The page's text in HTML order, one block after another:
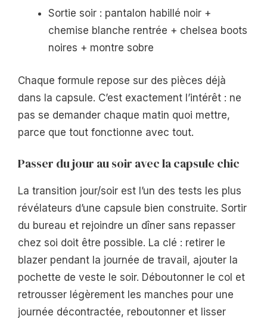
Sortie soir : pantalon habillé noir +
chemise blanche rentrée + chelsea boots
noires + montre sobre
Chaque formule repose sur des pièces déjà
dans la capsule. C’est exactement l’intérêt : ne
pas se demander chaque matin quoi mettre,
parce que tout fonctionne avec tout.
Passer du jour au soir avec la capsule chic
La transition jour/soir est l’un des tests les plus
révélateurs d’une capsule bien construite. Sortir
du bureau et rejoindre un dîner sans repasser
chez soi doit être possible. La clé : retirer le
blazer pendant la journée de travail, ajouter la
pochette de veste le soir. Déboutonner le col et
retrousser légèrement les manches pour une
journée décontractée, reboutonner et lisser